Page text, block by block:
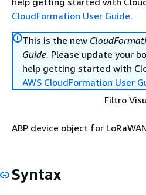
CloudFormation User Guide.
This is the new
Guide. Please update your
help getting started with
AWS CloudFormation User
Filtro
ABP device object for
Syntax